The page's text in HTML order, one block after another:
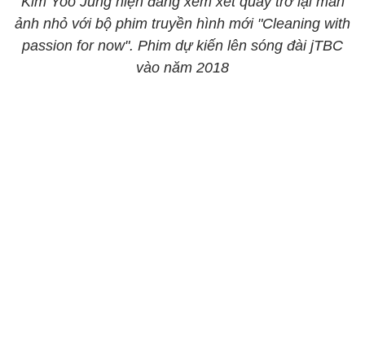
ảnh nhỏ với bộ phim truyền hình mới "Cleaning with
passion for now". Phim dự kiến lên sóng đài jTBC
vào năm 2018